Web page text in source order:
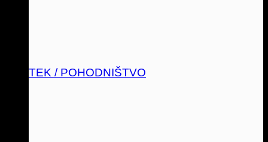
TEK / POHODNIŠTVO